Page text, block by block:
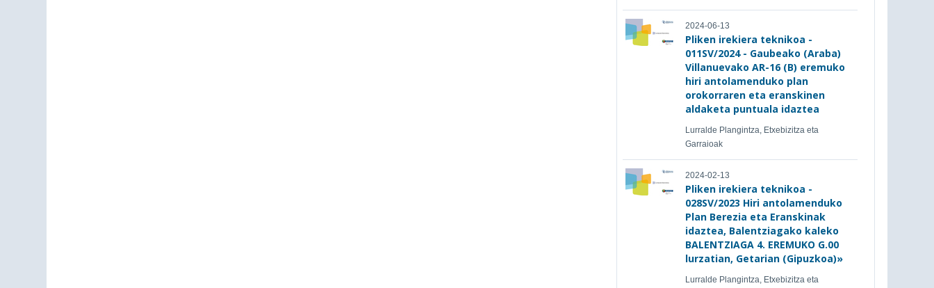
2024-06-13
Pliken irekiera teknikoa -
011SV/2024 - Gaubeako (Araba)
Villanuevako AR-16 (B) eremuko
hiri antolamenduko plan
orokorraren eta eranskinen
aldaketa puntuala idaztea
Lurralde Plangintza, Etxebizitza eta
Garraioak
2024-02-13
Pliken irekiera teknikoa -
028SV/2023 Hiri antolamenduko
Plan Berezia eta Eranskinak
idaztea, Balentziagako kaleko
BALENTZIAGA 4. EREMUKO G.00
lurzatian, Getarian (Gipuzkoa)»
Lurralde Plangintza, Etxebizitza eta